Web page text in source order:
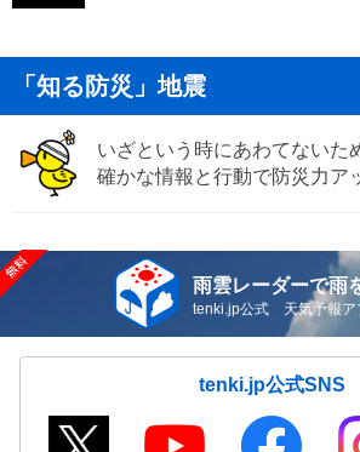
「知る防災」地震
いざという時にあわてないた
確かな情報と行動で防災力ア
雨雲レーダーで雨
tenki.jp公式 天気予報ア
tenki.jp公式SNS